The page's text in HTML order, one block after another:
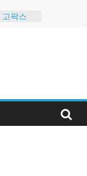
팍스
십 현
2